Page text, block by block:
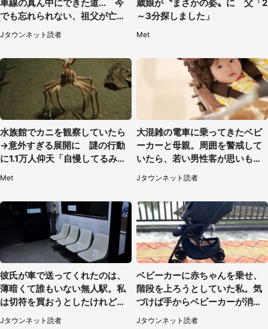
車線の真ん中にできた道... 今
でも忘れられない、祖父が亡く
なった夜に見た光景（30代女
性）
Jタウンネット読者
歳娘が〝まさかの姿〟に 父「2
～3分探しました」
Met
水族館でカニを観察していたら
→意外すぎる展開に 謎の行動
に1.1万人仰天「自慢してるみた
Met
大混雑の電車に乗ってきたベビ
ーカーと母親。周囲を警戒して
いたら、若い男性客が思いもよ
らぬ行動に（東京都・50代女
性）
Jタウンネット読者
彼氏が車で送ってくれたのは、
薄暗くて誰もいない無人駅。私
は切符を買おうとしたけれど
（山形県・20代女性）
Jタウンネット読者
ベビーカーに赤ちゃんを乗せ、
階段を上ろうとしていた私。気
づけば手からベビーカーが消え
ていて（神奈川県・60代女性）
Jタウンネット読者